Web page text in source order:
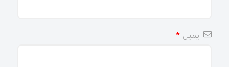
ایمیل *